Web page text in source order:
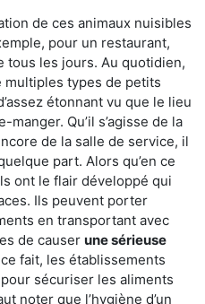
de ces animaux nuisibles
pour un restaurant,
tous les jours. Au quotidien,
multiples types de petits
étonnant vu que le lieu
Qu’il s’agisse de la
de la salle de service, il
part. Alors qu’en ce
ont le flair développé qui
Ils peuvent porter
en transportant avec
de causer une sérieuse
fait, les établissements
sécuriser les aliments
noter que l’hygiène d’un